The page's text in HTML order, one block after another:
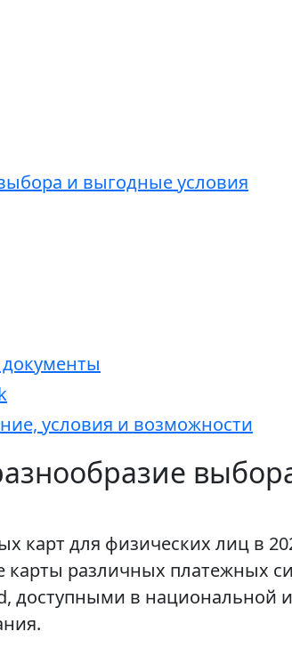
и выгодные условия
условия и возможности
карт для физических лиц в
карты различных платежных
доступными в национальной